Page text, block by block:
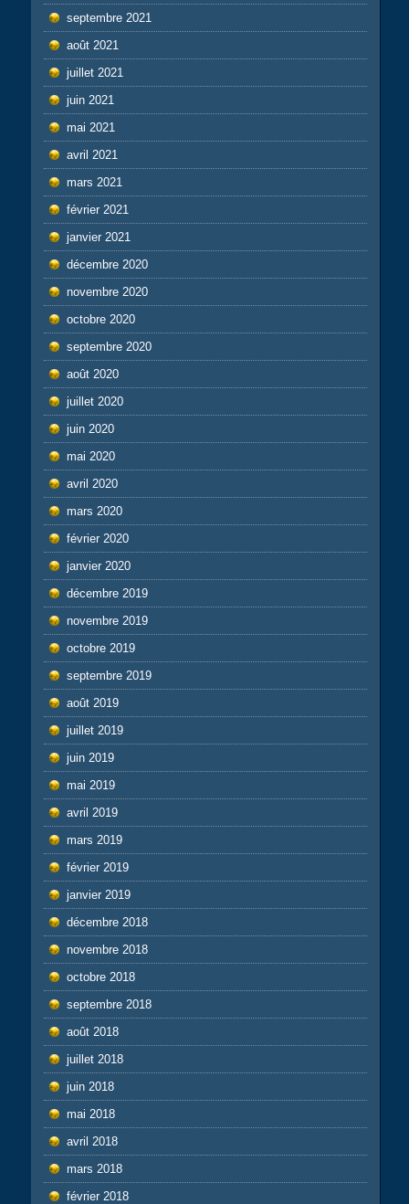
septembre 2021
août 2021
juillet 2021
juin 2021
mai 2021
avril 2021
mars 2021
février 2021
janvier 2021
décembre 2020
novembre 2020
octobre 2020
septembre 2020
août 2020
juillet 2020
juin 2020
mai 2020
avril 2020
mars 2020
février 2020
janvier 2020
décembre 2019
novembre 2019
octobre 2019
septembre 2019
août 2019
juillet 2019
juin 2019
mai 2019
avril 2019
mars 2019
février 2019
janvier 2019
décembre 2018
novembre 2018
octobre 2018
septembre 2018
août 2018
juillet 2018
juin 2018
mai 2018
avril 2018
mars 2018
février 2018